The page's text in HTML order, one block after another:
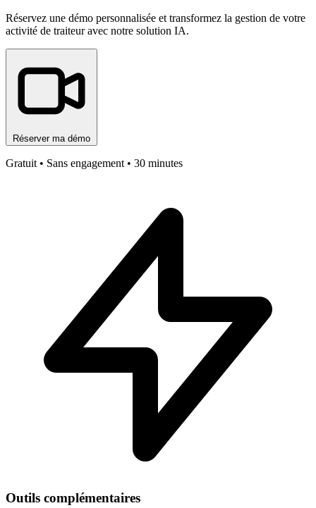
Réservez une démo personnalisée et transformez la gestion de votre
activité de traiteur avec notre solution IA.
Réserver ma démo
Gratuit • Sans engagement • 30 minutes
Outils complémentaires